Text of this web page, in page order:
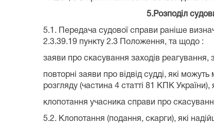
5.Розподіл
5.1. Передача судової справи раніше
2.3.39.19 пункту 2.3 Положення, та щодо :
заяви про скасування заходів реагування,
повторні заяви про відвід судді, які
розгляду (частина 4 статті 81 КПК
клопотання учасника справи про
5.2. Клопотання (подання, скарги), які